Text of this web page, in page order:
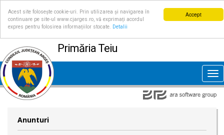
Accept
Acest site folosește cookie-uri. Prin utilizarea și navigarea în
continuare pe site-ul www.cjarges.ro, vă exprimați acordul
expres pentru folosirea informațiilor stocate.
Detalii
Primăria Teiu
Anunturi